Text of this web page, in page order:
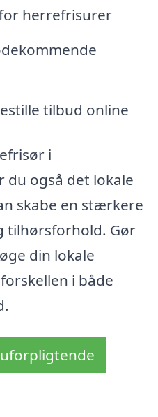
herrefrisurer
tilbud online
i
du også det lokale
skabe en stærkere
tilhørsforhold. Gør
din lokale
i både